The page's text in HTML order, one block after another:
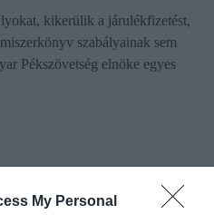
My Personal
kikerülik a járulékfizetést,
szabályainak sem
Pékszövetség elnöke egyes